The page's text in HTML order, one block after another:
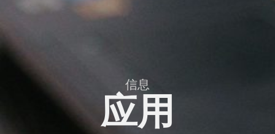
信息
应用